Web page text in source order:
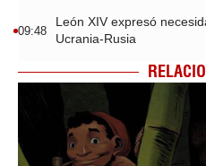
09:48
León XIV expresó
Ucrania-Rusia